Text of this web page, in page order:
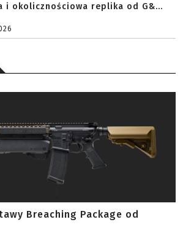
i okolicznościowa replika od G&...
Breaching Package od